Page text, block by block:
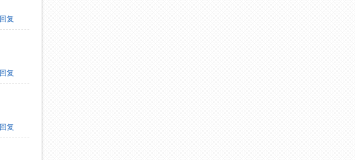
回复
回复
回复